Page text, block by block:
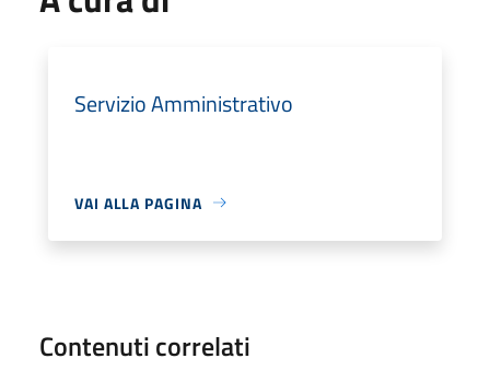
Servizio Amministrativo
VAI ALLA PAGINA
Contenuti correlati